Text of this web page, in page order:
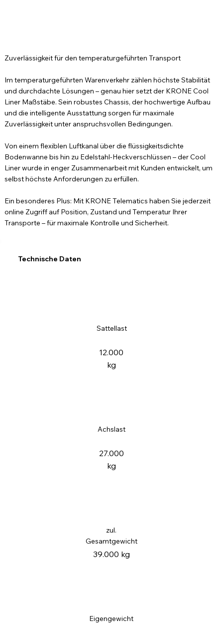
Zuverlässigkeit für den temperaturgeführten Transport
Im temperaturgeführten Warenverkehr zählen höchste Stabilität
und durchdachte Lösungen – genau hier setzt der KRONE Cool
Liner Maßstäbe. Sein robustes Chassis, der hochwertige Aufbau
und die intelligente Ausstattung sorgen für maximale
Zuverlässigkeit unter anspruchsvollen Bedingungen.
Von einem flexiblen Luftkanal über die flüssigkeitsdichte
Bodenwanne bis hin zu Edelstahl-Heckverschlüssen – der Cool
Liner wurde in enger Zusammenarbeit mit Kunden entwickelt, um
selbst höchste Anforderungen zu erfüllen.
Ein besonderes Plus: Mit KRONE Telematics haben Sie jederzeit
online Zugriff auf Position, Zustand und Temperatur Ihrer
Transporte – für maximale Kontrolle und Sicherheit.
Technische Daten
Sattellast
12.000
kg
Achslast
27.000
kg
zul.
Gesamtgewicht
39.000 kg
Eigengewicht